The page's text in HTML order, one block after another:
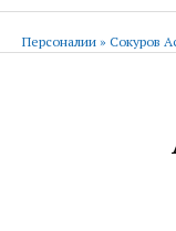
Персоналии » Сокуров